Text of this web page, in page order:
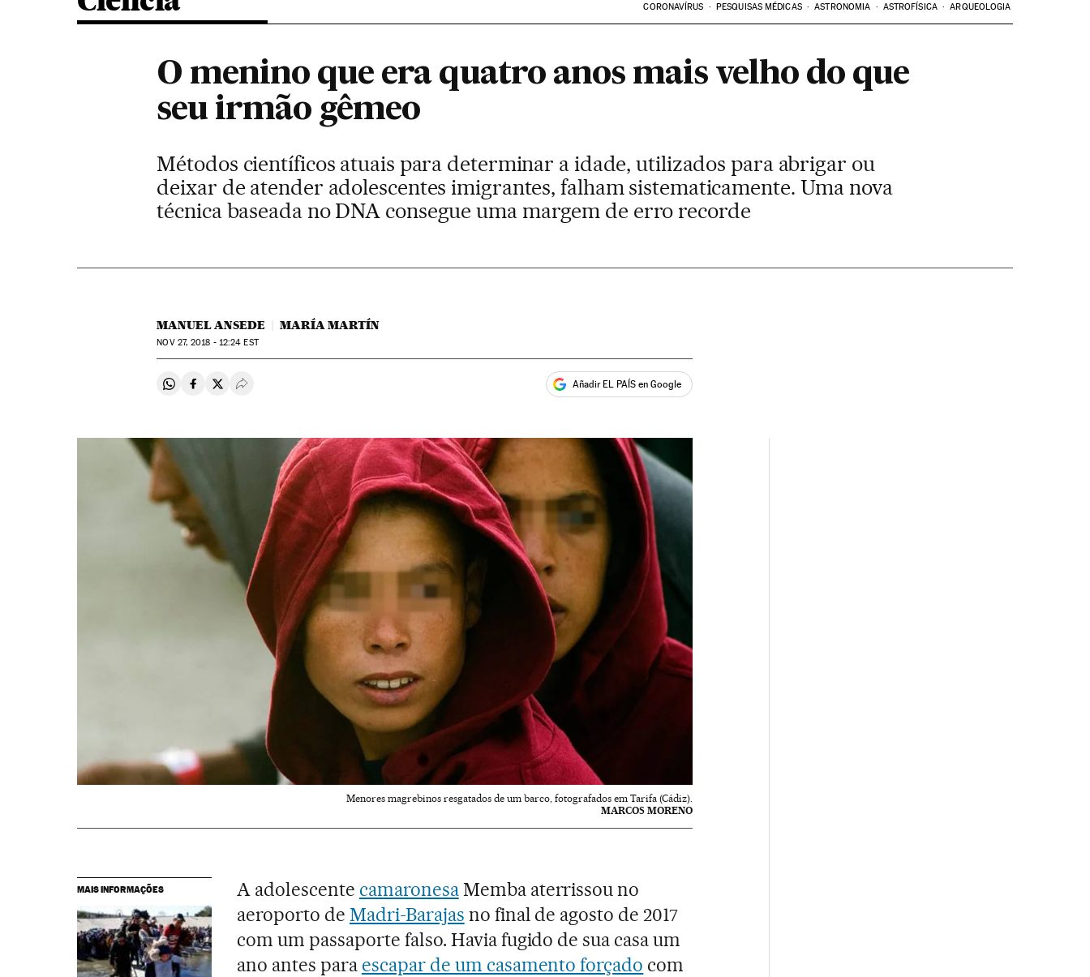
CORONAVÍRUS PESQUISAS MÉDICAS ASTRONOMIA ASTROFÍSICA ARQUEOLOGIA
O menino que era quatro anos mais velho do que
seu irmão gêmeo
Métodos científicos atuais para determinar a idade, utilizados para abrigar ou
deixar de atender adolescentes imigrantes, falham sistematicamente. Uma nova
técnica baseada no DNA consegue uma margem de erro recorde
MANUEL ANSEDE MARÍA MARTÍN
NOV27, 2018 - 12:24 EST
Compartir en Whatsapp
Compartir en Facebook
Compartir en Twitter
Desplegar Redes Sociales Añadir EL PAÍS en Google
Menores magrebinos resgatados de um barco, fotografados em Tarifa (Cádiz).
MARCOS MORENO
MAIS INFORMAÇÕES A adolescente camaronesaMemba aterrissou no
aeroporto de Madri-Barajas no final de agosto de 2017
com um passaporte falso. Havia fugido de sua casa um
ano antes para escapar de um casamento forçado com